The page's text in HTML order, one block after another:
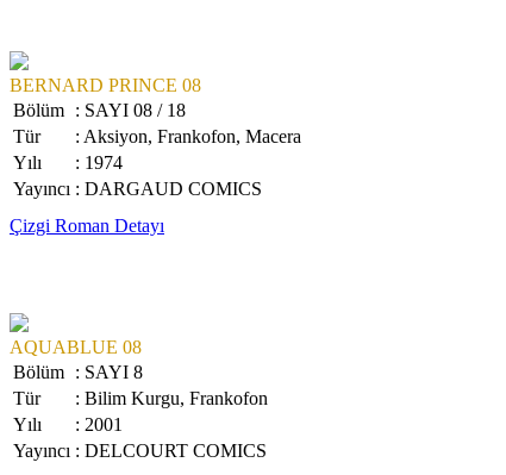
BERNARD PRINCE 08
Bölüm : SAYI 08 / 18
Tür
: Aksiyon, Frankofon, Macera
Yılı
: 1974
Yayıncı : DARGAUD COMICS
Çizgi Roman Detayı
AQUABLUE 08
Bölüm : SAYI 8
Tür
: Bilim Kurgu, Frankofon
Yılı
: 2001
Yayıncı : DELCOURT COMICS